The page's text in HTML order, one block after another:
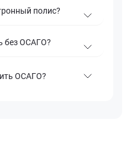
полис?
без ОСАГО?
ОСАГО?